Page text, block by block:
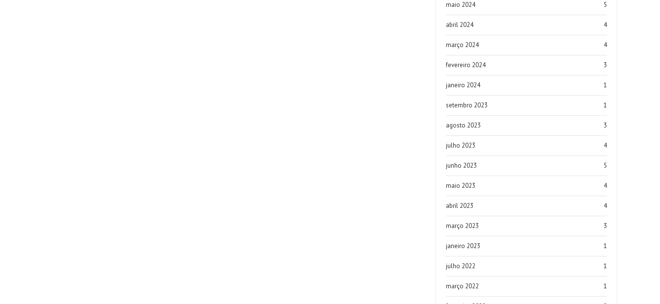
maio 2024 5
abril 2024 4
março 2024 4
fevereiro 2024 3
janeiro 2024 1
setembro 2023 1
agosto 2023 3
julho 2023 4
junho 2023 5
maio 2023 4
abril 2023 4
março 2023 3
janeiro 2023 1
julho 2022 1
março 2022 1